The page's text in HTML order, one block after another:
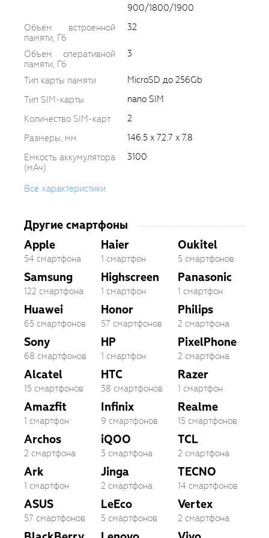
900/1800/1900
Объем встроенной
памяти, Гб
32
Объем оперативной
памяти, Гб
3
Тип карты памяти
MicroSD до 256Gb
Тип SIM-карты
nano SIM
Количество SIM-карт
2
Размеры, мм
146.5 x 72.7 x 7.8
Емкость аккумулятора
(мАч)
3100
Все характеристики
Другие смартфоны
Apple
54 смартфона
Samsung
122 смартфона
Huawei
65 смартфонов
Sony
68 смартфонов
Alcatel
15 смартфонов
Amazfit
1 смартфон
Archos
2 смартфона
Ark
1 смартфон
ASUS
57 смартфонов
Haier
1 смартфон
Highscreen
1 смартфон
Honor
57 смартфонов
HP
1 смартфон
HTC
38 смартфонов
Infinix
9 смартфонов
iQOO
3 смартфона
Jinga
2 смартфона
LeEco
5 смартфонов
Oukitel
5 смартфонов
Panasonic
1 смартфон
Philips
2 смартфона
PixelPhone
2 смартфона
Razer
1 смартфон
Realme
15 смартфонов
TCL
2 смартфона
TECNO
14 смартфонов
Vertex
2 смартфона